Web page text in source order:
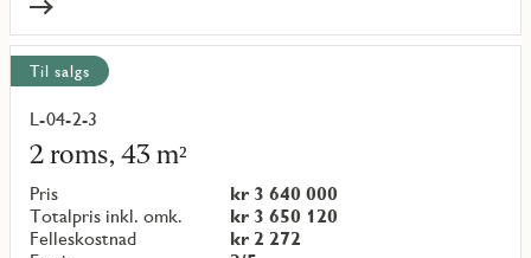
Til salgs
L-04-2-3
2 roms, 43 m²
Pris
kr 3 640 000
Totalpris inkl. omk.
kr 3 650 120
Felleskostnad
kr 2 272
Les
mer
om
objekt
{objectNumber}